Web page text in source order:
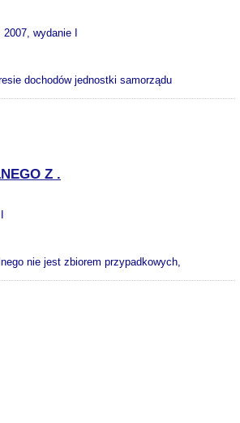
2007, wydanie I
dochodów jednostki samorządu
Z .
nie jest zbiorem przypadkowych,